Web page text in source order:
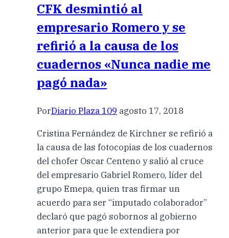
CFK desmintió al
empresario Romero y se
refirió a la causa de los
cuadernos «Nunca nadie me
pagó nada»
PorDiario Plaza 109 agosto 17, 2018
Cristina Fernández de Kirchner se refirió a
la causa de las fotocopias de los cuadernos
del chofer Oscar Centeno y salió al cruce
del empresario Gabriel Romero, líder del
grupo Emepa, quien tras firmar un
acuerdo para ser “imputado colaborador”
declaró que pagó sobornos al gobierno
anterior para que le extendiera por